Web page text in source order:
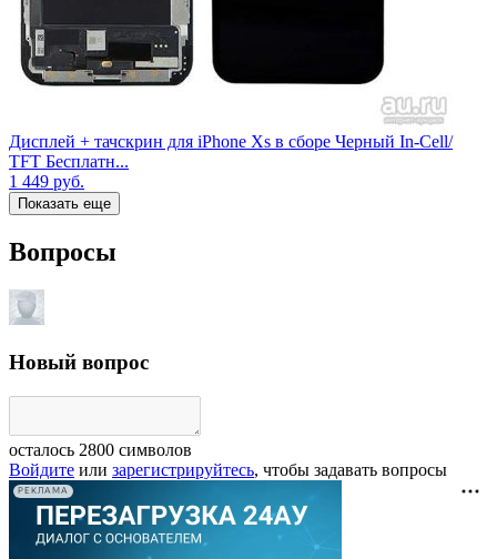
Дисплей + тачскрин для iPhone Xs в сборе Черный In-Cell/
TFT Бесплатн...
1 449 руб.
Показать еще
Вопросы
Новый вопрос
осталось 2800 символов
Войдите или зарегистрируйтесь, чтобы задавать вопросы
РЕКЛАМА